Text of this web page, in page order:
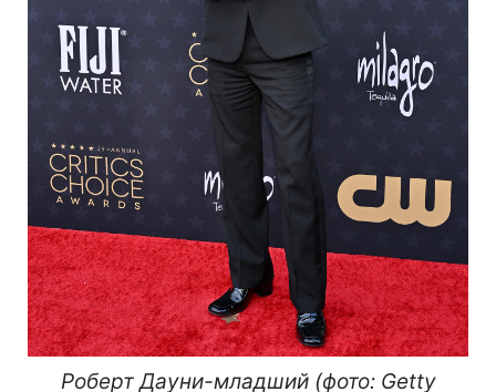
Роберт Дауни-младший (фото: Getty